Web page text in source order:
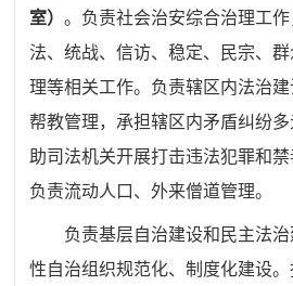
室）。 负责社会治安综合治理工
法、统战、信访、稳定、民宗、
理等相关工作。负责辖区内法治
帮教管理，承担辖区内矛盾纠纷多
助司法机关开展打击违法犯罪和
负责流动人口、外来僧道管理。
负责基层自治建设和民主法
性自治组织规范化、制度化建设